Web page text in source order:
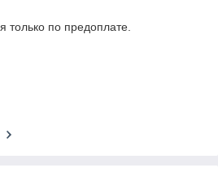
только по предоплате.